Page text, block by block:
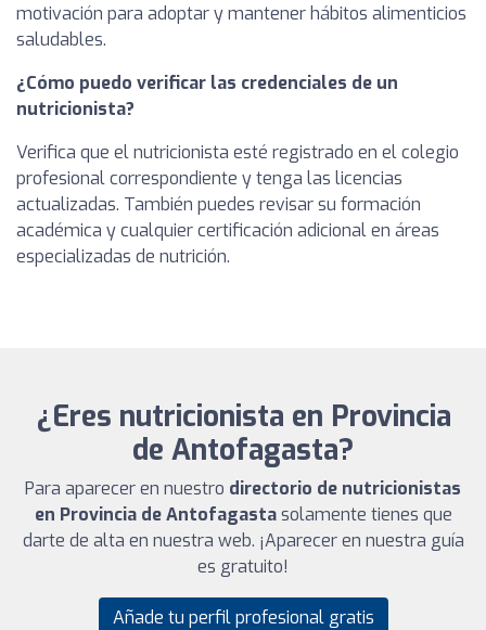
motivación para adoptar y mantener hábitos alimenticios
saludables.
¿Cómo puedo verificar las credenciales de un
nutricionista?
Verifica que el nutricionista esté registrado en el colegio
profesional correspondiente y tenga las licencias
actualizadas. También puedes revisar su formación
académica y cualquier certificación adicional en áreas
especializadas de nutrición.
¿Eres nutricionista en Provincia
de Antofagasta?
Para aparecer en nuestro directorio de nutricionistas
en Provincia de Antofagastasolamente tienes que
darte de alta en nuestra web. ¡Aparecer en nuestra guía
es gratuito!
Añade tu perfil profesional gratis